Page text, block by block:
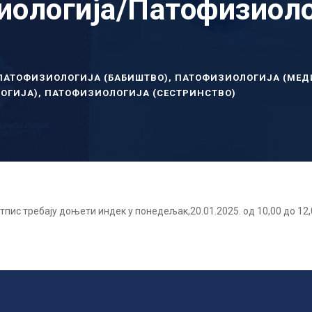
(БАБИШТВО) , ПАТОФИЗИОЛОГИЈА
, ПАТОФИЗИОЛОГИЈА (СЕСТРИНСТВО)
требају доњети индек у понедељак,20.01.2025. од 10,00 до